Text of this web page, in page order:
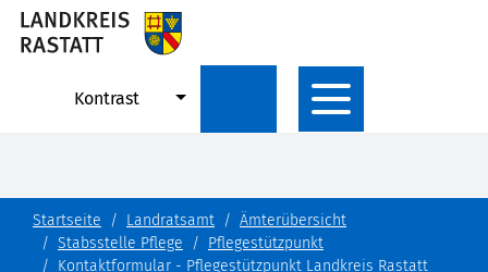
Kontrast
Startseite Landratsamt
Ämterübersicht
Stabsstelle Pflege
Pflegestützpunkt
Kontaktformular - Pflegestützpunkt Landkreis Rastatt